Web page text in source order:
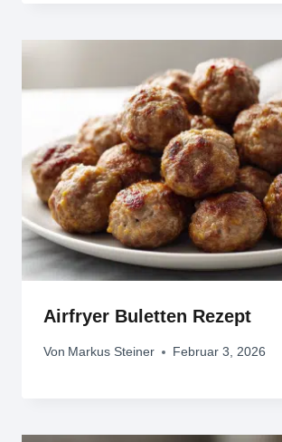
Airfryer Buletten Rezept
Von Markus Steiner Februar 3, 2026